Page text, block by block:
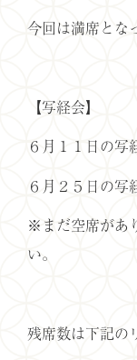
今回は満席とな
【写経会】
６月１１日の写
６月２５日の写
※まだ空席があ
い。
残席数は下記